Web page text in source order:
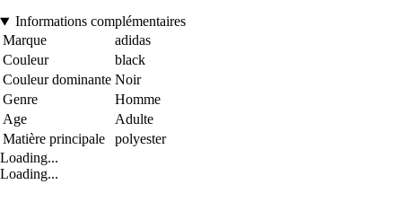
Informations complémentaires
Marque
adidas
Couleur
black
Couleur dominante Noir
Genre
Homme
Age
Adulte
Matière principale
polyester
Loading...
Loading...